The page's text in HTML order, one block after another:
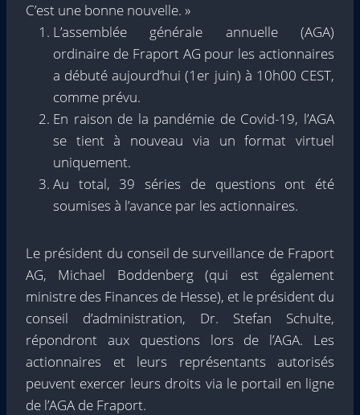
C’est une bonne nouvelle. »
L’assemblée générale annuelle (AGA)
ordinaire de Fraport AG pour les actionnaires
a débuté aujourd’hui (1er juin) à 10h00 CEST,
comme prévu.
En raison de la pandémie de Covid-19, l’AGA
se tient à nouveau via un format virtuel
uniquement.
Au total, 39 séries de questions ont été
soumises à l’avance par les actionnaires.
Le président du conseil de surveillance de Fraport
AG, Michael Boddenberg (qui est également
ministre des Finances de Hesse), et le président du
conseil d’administration, Dr. Stefan Schulte,
répondront aux questions lors de l’AGA. Les
actionnaires et leurs représentants autorisés
peuvent exercer leurs droits via le portail en ligne
de l’AGA de Fraport.